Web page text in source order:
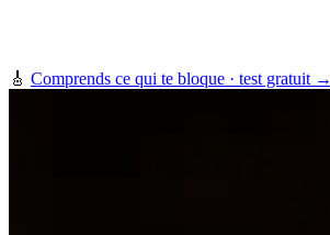
🎸 Comprends ce qui te bloque · test gratuit →